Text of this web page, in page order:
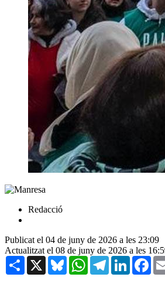
Redacció
Publicat el 04 de juny de 2026 a les 23:09
Actualitzat el 08 de juny de 2026 a les
Share X BlueskyWhatsAppTelegramLinkedIn